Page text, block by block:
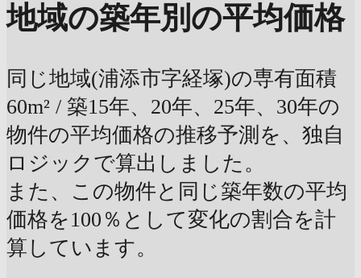
地域の築年別の平均価格
同じ地域(浦添市字経塚)の専有面積
60m² / 築15年、20年、25年、30年の
物件の平均価格の推移予測を、独自
ロジックで算出しました。
また、この物件と同じ築年数の平均
価格を100％として変化の割合を計
算しています。